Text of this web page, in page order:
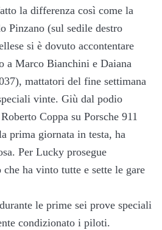
la differenza così come la
Pinzano (sul sedile destro
si è dovuto accontentare
a Marco Bianchini e Daiana
mattatori del fine settimana
vinte. Giù dal podio
Coppa su Porsche 911
prima giornata in testa, ha
Per Lucky prosegue
che ha vinto tutte e sette le gare
le prime sei prove speciali
condizionato i piloti.